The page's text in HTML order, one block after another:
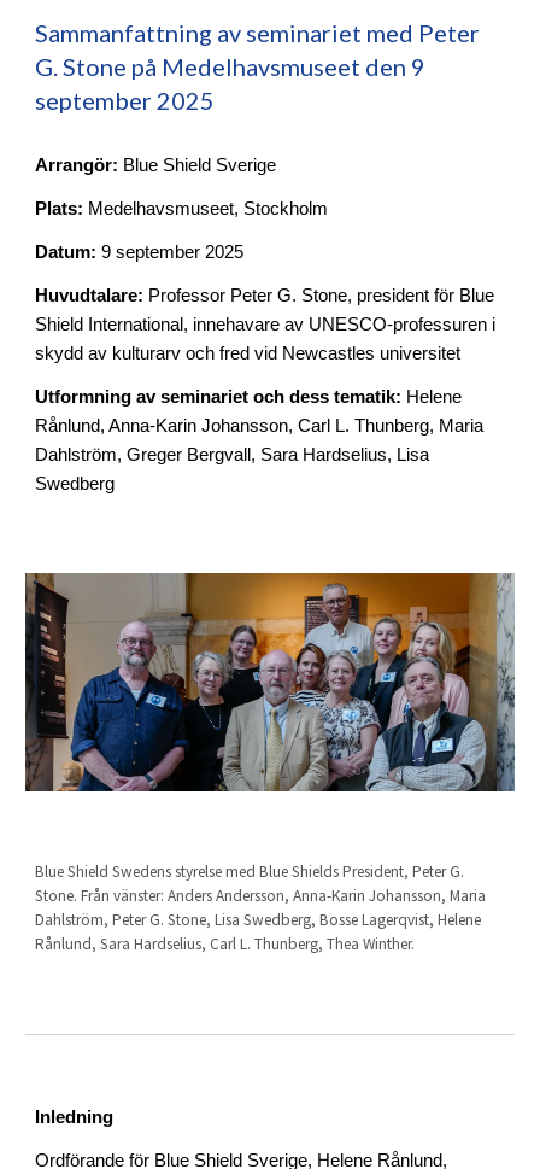
Sammanfattning av seminariet med Peter
G. Stone på Medelhavsmuseet den 9
september 2025
Arrangör: Blue Shield Sverige
Plats: Medelhavsmuseet, Stockholm
Datum: 9 september 2025
Huvudtalare: Professor Peter G. Stone, president för Blue
Shield International, innehavare av UNESCO-professuren i
skydd av kulturarv och fred vid Newcastles universitet
Utformning av seminariet och dess tematik: Helene
Rånlund, Anna-Karin Johansson, Carl L. Thunberg, Maria
Dahlström, Greger Bergvall, Sara Hardselius, Lisa
Swedberg
Blue Shield Swedens styrelse med Blue Shields President, Peter G.
Stone. Från vänster: Anders Andersson, Anna-Karin Johansson, Maria
Dahlström, Peter G. Stone, Lisa Swedberg, Bosse Lagerqvist, Helene
Rånlund, Sara Hardselius, Carl L. Thunberg, Thea Winther.
Inledning
Ordförande för Blue Shield Sverige, Helene Rånlund,